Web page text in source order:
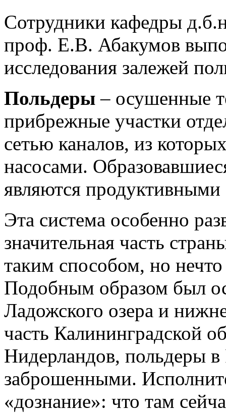
Сотрудники кафедры
проф. Е.В. Абакумов
исследования залежей
Польдеры – осушенные
прибрежные участки
сетью каналов, из
насосами.
являются продуктивными
Эта система особенно
значительная часть
таким способом, но
Подобным образом был
Ладожского озера и
часть Калининградской
Нидерландов, польдеры в
заброшенными.
«дознание»: что там